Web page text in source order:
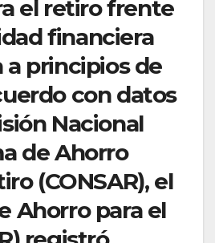
el retiro frente
financiera
a principios de
con datos
Nacional
de Ahorro
(CONSAR), el
Ahorro para el